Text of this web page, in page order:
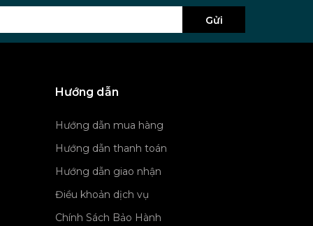
Gửi
Hướng dẫn
Hướng dẫn mua hàng
Hướng dẫn thanh toán
Hướng dẫn giao nhận
Điều khoản dịch vụ
Chính Sách Bảo Hành